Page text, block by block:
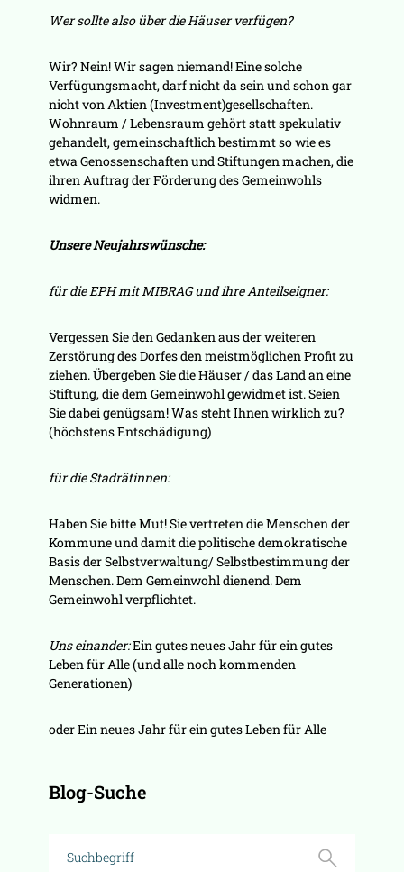
Wer sollte also über die Häuser verfügen?
Wir? Nein! Wir sagen niemand! Eine solche
Verfügungsmacht, darf nicht da sein und schon gar
nicht von Aktien (Investment)gesellschaften.
Wohnraum / Lebensraum gehört statt spekulativ
gehandelt, gemeinschaftlich bestimmt so wie es
etwa Genossenschaften und Stiftungen machen, die
ihren Auftrag der Förderung des Gemeinwohls
widmen.
Unsere Neujahrswünsche:
für die EPH mit MIBRAG und ihre Anteilseigner:
Vergessen Sie den Gedanken aus der weiteren
Zerstörung des Dorfes den meistmöglichen Profit zu
ziehen. Übergeben Sie die Häuser / das Land an eine
Stiftung, die dem Gemeinwohl gewidmet ist. Seien
Sie dabei genügsam! Was steht Ihnen wirklich zu?
(höchstens Entschädigung)
für die Stadrätinnen:
Haben Sie bitte Mut! Sie vertreten die Menschen der
Kommune und damit die politische demokratische
Basis der Selbstverwaltung/ Selbstbestimmung der
Menschen. Dem Gemeinwohl dienend. Dem
Gemeinwohl verpflichtet.
Uns einander:Ein gutes neues Jahr für ein gutes
Leben für Alle (und alle noch kommenden
Generationen)
oder Ein neues Jahr für ein gutes Leben für Alle
Blog-Suche